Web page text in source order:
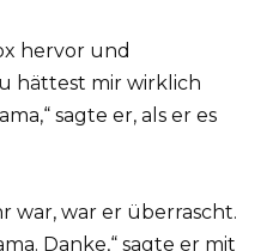
hervor und
hättest mir wirklich
sagte er, als er es
war, war er überrascht.
Danke,“ sagte er mit